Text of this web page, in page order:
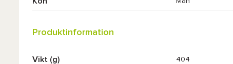
Produktinformation
Vikt (g) 404